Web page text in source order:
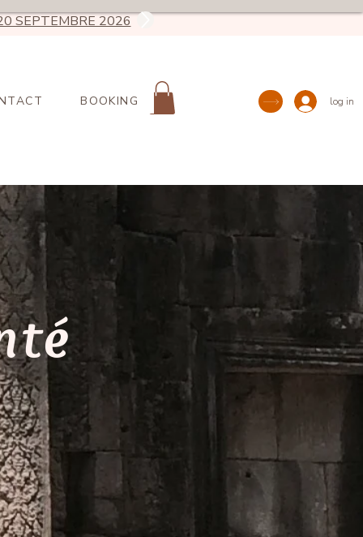
log in
BOOKING
SEPTEMBRE 2026